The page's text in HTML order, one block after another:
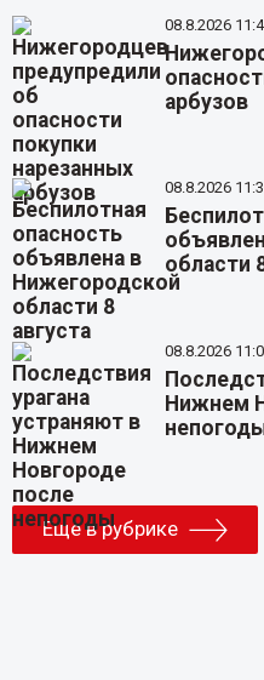
08.8.2026
арбузов
08.8.2026
области
08.8.2026
Нижнем
Еще в рубрике